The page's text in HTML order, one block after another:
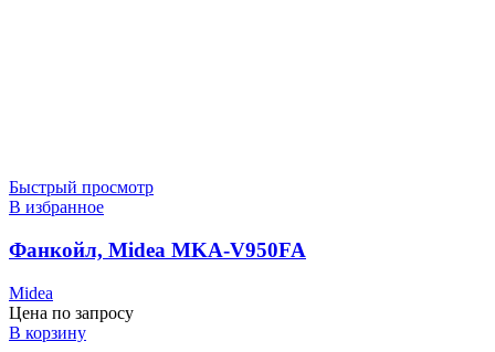
Быстрый просмотр
В избранное
Фанкойл, Midea MKA-V950FA
Midea
Цена по запросу
В корзину